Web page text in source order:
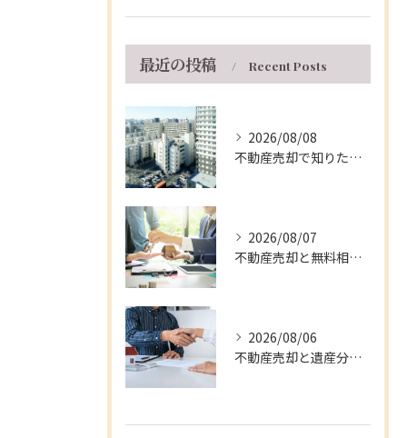
最近の投稿 Recent Posts
2026/08/08
不動産売却で知りたい兵庫県伊丹市マンションの手取り額と5年ルールの活用法
2026/08/07
不動産売却と無料相談を兵庫県伊丹市で安心して進める窓口・支援制度の徹底ガイド
2026/08/06
不動産売却と遺産分割を兵庫県伊丹市で円滑に進める実践的な手順と注意点